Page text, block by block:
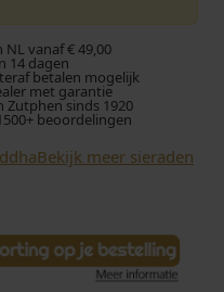
vanaf € 49,00
14 dagen
betalen mogelijk
met garantie
Zutphen sinds 1920
beoordelingen
Bekijk meer sieraden